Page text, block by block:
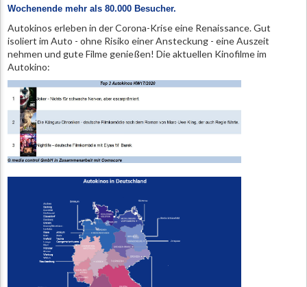
Wochenende mehr als 80.000 Besucher.
Autokinos erleben in der Corona-Krise eine Renaissance. Gut
isoliert im Auto - ohne Risiko einer Ansteckung - eine Auszeit
nehmen und gute Filme genießen! Die aktuellen Kinofilme im
Autokino: